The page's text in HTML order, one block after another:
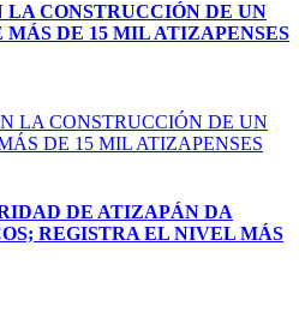
CONSTRUCCIÓN DE UN
DE 15 MIL ATIZAPENSES
DE ATIZAPÁN DA
REGISTRA EL NIVEL MÁS